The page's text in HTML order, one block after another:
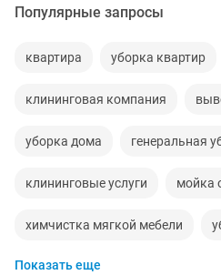
Популярные запросы
квартира уборка квартир
клининговая компания
уборка дома генеральная
клининговые услуги мойка
химчистка мягкой мебели
мытье окон
Показать еще